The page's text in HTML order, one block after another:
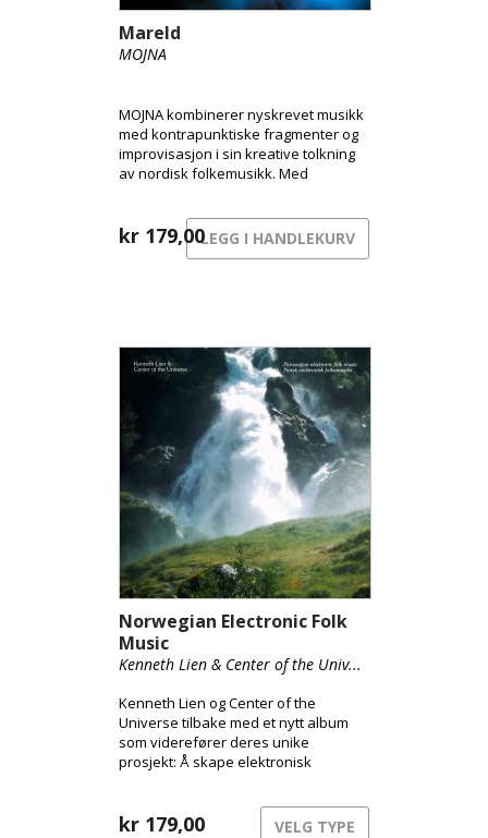
Mareld
MOJNA
MOJNA kombinerer nyskrevet musikk
med kontrapunktiske fragmenter og
improvisasjon i sin kreative tolkning
av nordisk folkemusikk. Med
særegent lydlandskap som har blitt
deres signatur.
kr 179,00LEGG I HANDLEKURV
Norwegian Electronic Folk
Music
Kenneth Lien & Center of the Univ...
Kenneth Lien og Center of the
Universe tilbake med et nytt album
som viderefører deres unike
prosjekt: Å skape elektronisk
kr 179,00 VELG TYPE